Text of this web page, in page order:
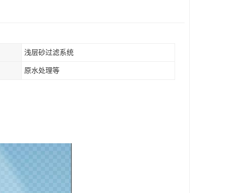
浅层砂过滤系统
原水处理等